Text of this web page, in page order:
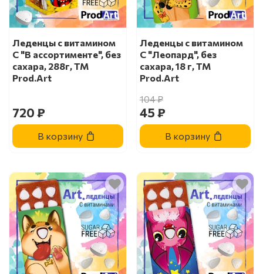
Леденцы с витамином
С "В ассортименте", без
сахара, 288г, ТМ
Prod.Art
720 ₽
В корзину
Леденцы с витамином
С "Леопард", без
сахара, 18 г, ТМ
Prod.Art
104 ₽
45 ₽
В корзину